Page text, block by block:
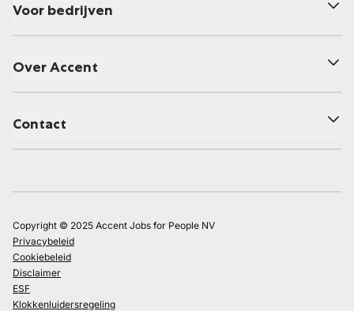
Voor bedrijven
Over Accent
Contact
Copyright © 2025 Accent Jobs for People NV
Privacybeleid
Cookiebeleid
Disclaimer
ESF
Klokkenluidersregeling